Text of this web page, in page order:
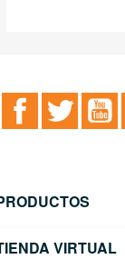
FacebookTwitter
VIRTUAL